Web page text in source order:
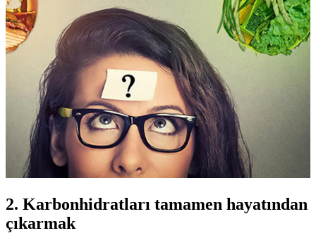
2. Karbonhidratları tamamen hayatından
çıkarmak